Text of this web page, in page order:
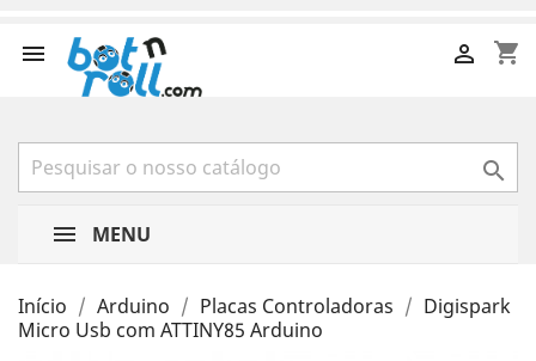
 shopping_cart


MENU
Início Arduino Placas Controladoras
Digispark
Micro Usb com ATTINY85 Arduino